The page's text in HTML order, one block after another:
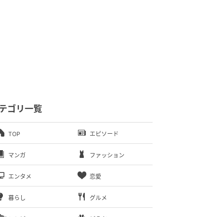
ゴリ一覧
TOP エピソード
マンガ ファッション
エンタメ 恋愛
暮らし グルメ